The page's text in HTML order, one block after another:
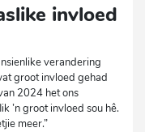
invloed
verandering
groot invloed gehad
2024 het ons
’n groot invloed sou hê.
meer.”